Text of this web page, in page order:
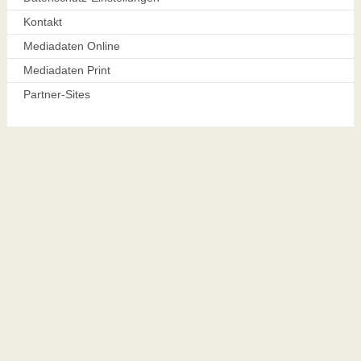
Kontakt
Mediadaten Online
Mediadaten Print
Partner-Sites